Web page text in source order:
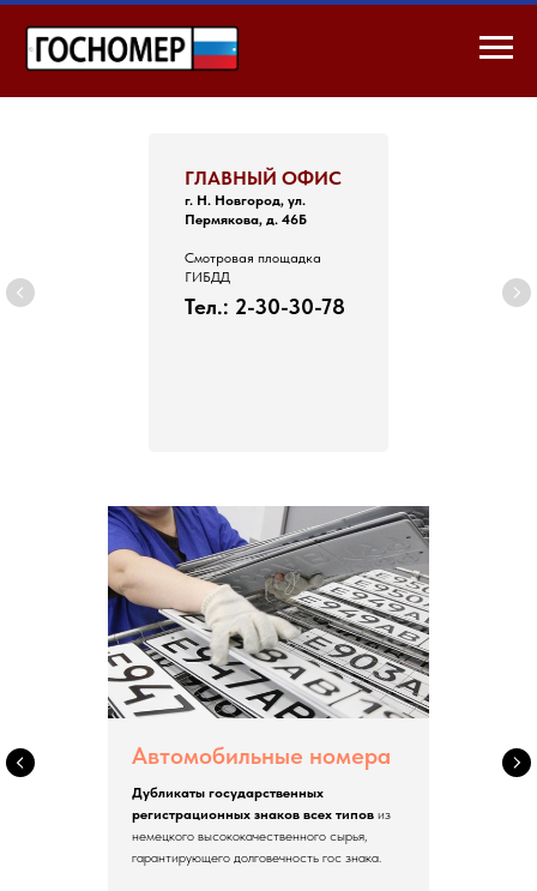
ГЛАВНЫЙ ОФИС
г. Н. Новгород, ул.
Пермякова, д. 46Б
Смотровая площадка
ГИБДД
Тел.: 2-30-30-78
Автомобильные номера
Дубликаты государственных
регистрационных знаков всех типов из
немецкого высококачественного сырья,
гарантирующего долговечность гос знака.